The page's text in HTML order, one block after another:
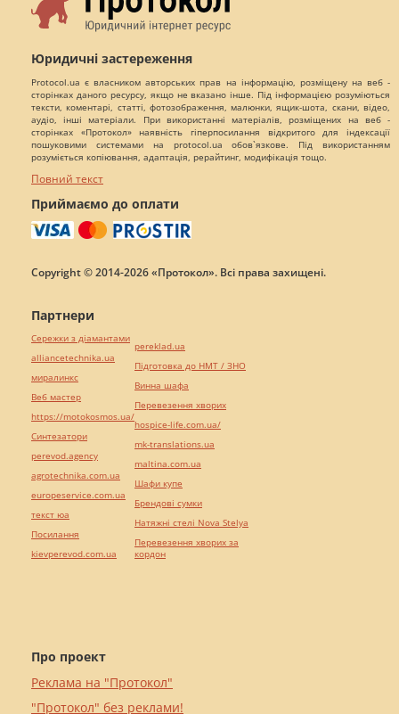
Юридичні застереження
Protocol.ua є власником авторських прав на інформацію, розміщену на веб -
сторінках даного ресурсу, якщо не вказано інше. Під інформацією розуміються
тексти, коментарі, статті, фотозображення, малюнки, ящик-шота, скани, відео,
аудіо, інші матеріали. При використанні матеріалів, розміщених на веб -
сторінках «Протокол» наявність гіперпосилання відкритого для індексації
пошуковими системами на protocol.ua обов`язкове. Під використанням
розуміється копіювання, адаптація, рерайтинг, модифікація тощо.
Повний текст
Приймаємо до оплати
Copyright © 2014-2026 «Протокол». Всі права захищені.
Про проект
Реклама на "Протокол"
"Протокол" без реклами!
Партнери
Сережки з діамантами
alliancetechnika.ua
миралинкс
Веб мастер
https://motokosmos.ua/
Синтезатори
perevod.agency
agrotechnika.com.ua
europeservice.com.ua
текст юа
Посилання
kievperevod.com.ua
pereklad.ua
Підготовка до НМТ / ЗНО
Винна шафа
Перевезення хворих
hospice-life.com.ua/
mk-translations.ua
maltina.com.ua
Шафи купе
Брендові сумки
Натяжні стелі Nova Stelya
Перевезення хворих за
кордон